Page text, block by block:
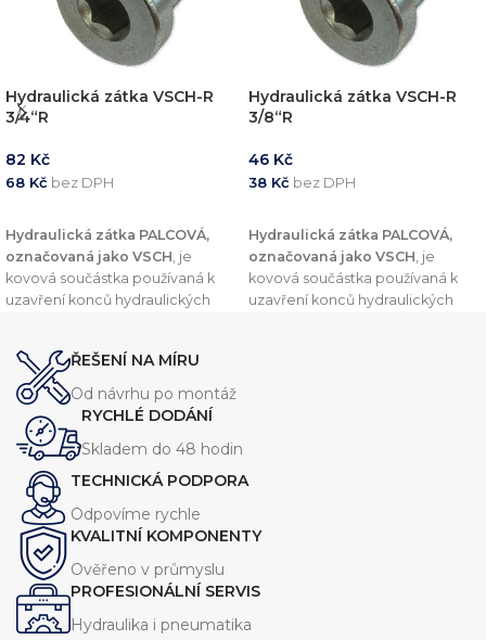
Hydraulická zátka VSCH-R
3/4“R
82 Kč
68 Kč bez DPH
Hydraulická zátka PALCOVÁ,
označovaná jako VSCH , je
kovová součástka používaná k
uzavření konců hydraulických
s normouDIN 2353, což zajišťuje
vysokou kvalitu a kompatibilitu s
dalšími komponenty v
hydraulických systémech.
Hydraulická zátka VSCH-R
3/8“R
46 Kč
38 Kč bez DPH
Hydraulická zátka PALCOVÁ,
označovaná jako VSCH , je
kovová součástka používaná k
uzavření konců hydraulických
ŘEŠENÍ NA MÍRU
Od návrhu po montáž
RYCHLÉ DODÁNÍ
Skladem do 48 hodin
TECHNICKÁ PODPORA
Odpovíme rychle
KVALITNÍ KOMPONENTY
Ověřeno v průmyslu
PROFESIONÁLNÍ SERVIS
Hydraulika i pneumatika